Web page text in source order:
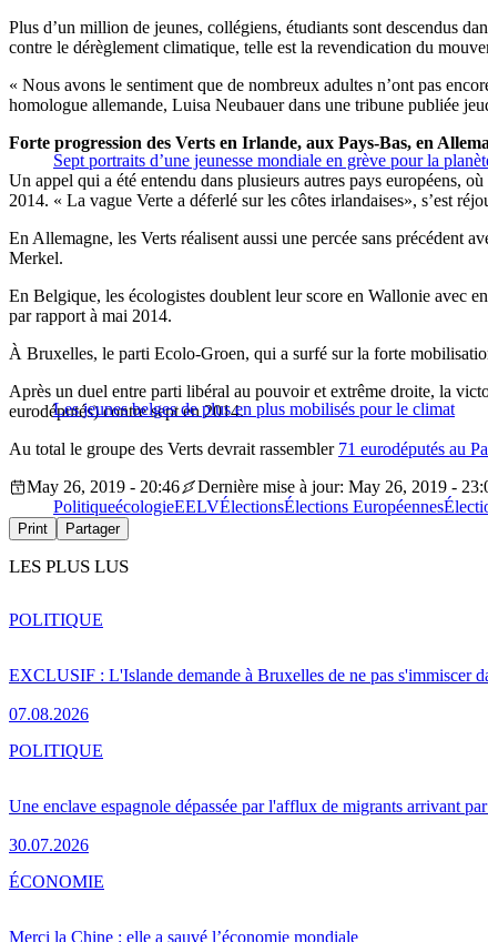
Plus d’un million de jeunes, collégiens, étudiants sont descendus
contre le dérèglement climatique, telle est la revendication du
« Nous avons le sentiment que de nombreux adultes n’ont pas
homologue allemande, Luisa Neubauer dans une tribune publiée
Sept portraits d’une jeunesse mondiale en grève pour la
Forte progression des Verts en Irlande, aux Pays-Bas, en
Un appel qui a été entendu dans plusieurs autres pays européens,
2014. « La vague Verte a déferlé sur les côtes irlandaises», s’est
En Allemagne, les Verts réalisent aussi une percée sans précédent
Merkel.
En Belgique, les écologistes doublent leur score en Wallonie avec
par rapport à mai 2014.
À Bruxelles, le parti Ecolo-Groen, qui a surfé sur la forte
Les jeunes belges de plus en plus mobilisés pour le climat
Après un duel entre parti libéral au pouvoir et extrême droite, la
eurodéputés) contre sept en 2014.
Au total le groupe des Verts devrait rassembler 71 eurodéputés au
May 26, 2019 - 20:46
Dernière mise à jour: May 26, 2019 -
PolitiqueécologieEELVÉlectionsÉlections Européennes
Print Partager
LES PLUS LUS
EXCLUSIF : L'Islande demande à Bruxelles de ne pas s'immiscer
07.08.2026
POLITIQUE
Une enclave espagnole dépassée par l'afflux de migrants arrivant
30.07.2026
POLITIQUE
Merci la Chine : elle a sauvé l’économie mondiale
ÉCONOMIE